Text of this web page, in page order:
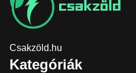
Csakzöld.hu
Kategóriák